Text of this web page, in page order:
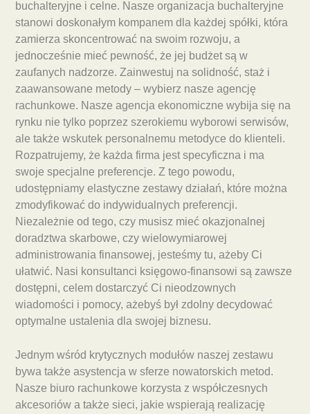
buchalteryjne i celne. Nasze organizacja buchalteryjne
stanowi doskonałym kompanem dla każdej spółki, która
zamierza skoncentrować na swoim rozwoju, a
jednocześnie mieć pewność, że jej budżet są w
zaufanych nadzorze. Zainwestuj na solidność, staż i
zaawansowane metody – wybierz nasze agencję
rachunkowe. Nasze agencja ekonomiczne wybija się na
rynku nie tylko poprzez szerokiemu wyborowi serwisów,
ale także wskutek personalnemu metodyce do klienteli.
Rozpatrujemy, że każda firma jest specyficzna i ma
swoje specjalne preferencje. Z tego powodu,
udostępniamy elastyczne zestawy działań, które można
zmodyfikować do indywidualnych preferencji.
Niezależnie od tego, czy musisz mieć okazjonalnej
doradztwa skarbowe, czy wielowymiarowej
administrowania finansowej, jesteśmy tu, ażeby Ci
ułatwić. Nasi konsultanci księgowo-finansowi są zawsze
dostępni, celem dostarczyć Ci nieodzownych
wiadomości i pomocy, ażebyś był zdolny decydować
optymalne ustalenia dla swojej biznesu.
Jednym wśród krytycznych modułów naszej zestawu
bywa także asystencja w sferze nowatorskich metod.
Nasze biuro rachunkowe korzysta z współczesnych
akcesoriów a także sieci, jakie wspierają realizację